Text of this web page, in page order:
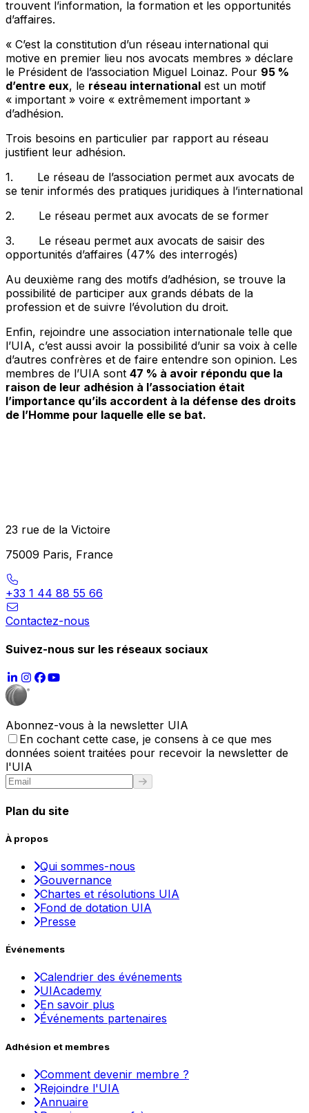
trouvent l’information, la formation et les opportunités
d’affaires.
« C’est la constitution d’un réseau international qui
motive en premier lieu nos avocats membres » déclare
le Président de l’association Miguel Loinaz. Pour 95 %
d’entre eux, le réseau international est un motif
« important » voire « extrêmement important »
d’adhésion.
Trois besoins en particulier par rapport au réseau
justifient leur adhésion.
1. Le réseau de l’association permet aux avocats de
se tenir informés des pratiques juridiques à l’international
2. Le réseau permet aux avocats de se former
3. Le réseau permet aux avocats de saisir des
opportunités d’affaires (47% des interrogés)
Au deuxième rang des motifs d’adhésion, se trouve la
possibilité de participer aux grands débats de la
profession et de suivre l’évolution du droit.
Enfin, rejoindre une association internationale telle que
l’UIA, c’est aussi avoir la possibilité d’unir sa voix à celle
d’autres confrères et de faire entendre son opinion. Les
membres de l’UIA sont 47 % à avoir répondu que la
raison de leur adhésion à l’association était
l’importance qu’ils accordent à la défense des droits
de l’Homme pour laquelle elle se bat.
23 rue de la Victoire
75009 Paris, France
+33 1 44 88 55 66
Contactez-nous
Suivez-nous sur les réseaux sociaux
Abonnez-vous à la newsletter UIA
En cochant cette case, je consens à ce que mes
données soient traitées pour recevoir la newsletter de
l'UIA
Plan du site
À propos
Qui sommes-nous
Gouvernance
Chartes et résolutions UIA
Fond de dotation UIA
Presse
Événements
Calendrier des événements
UIAcademy
En savoir plus
Événements partenaires
Adhésion et membres
Comment devenir membre ?
Rejoindre l'UIA
Annuaire